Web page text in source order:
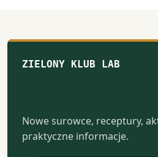
ZIELONY KLUB LAB
Nowe surowce, receptury,
praktyczne informacje.